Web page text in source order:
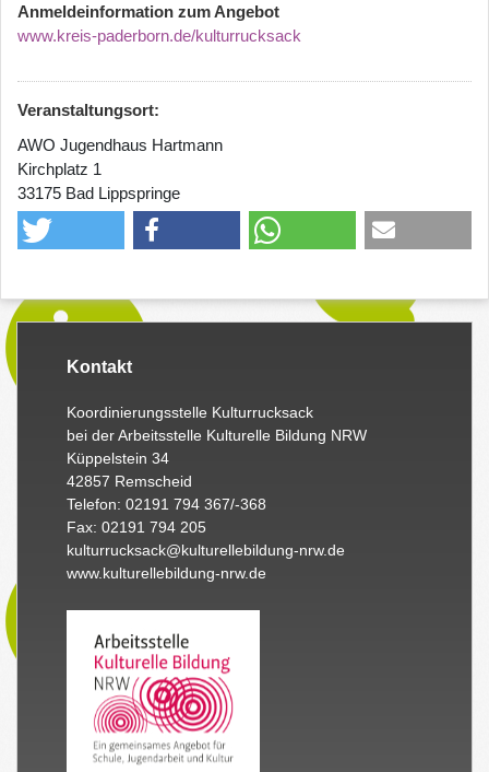
Anmeldeinformation zum Angebot
www.kreis-paderborn.de/kulturrucksack
Veranstaltungsort:
AWO Jugendhaus Hartmann
Kirchplatz 1
33175 Bad Lippspringe
Kontakt
Koordinierungsstelle Kulturrucksack
bei der Arbeitsstelle Kulturelle Bildung NRW
Küppelstein 34
42857 Remscheid
Telefon: 02191 794 367/-368
Fax: 02191 794 205
kulturrucksack@kulturellebildung-nrw.de
www.kulturellebildung-nrw.de